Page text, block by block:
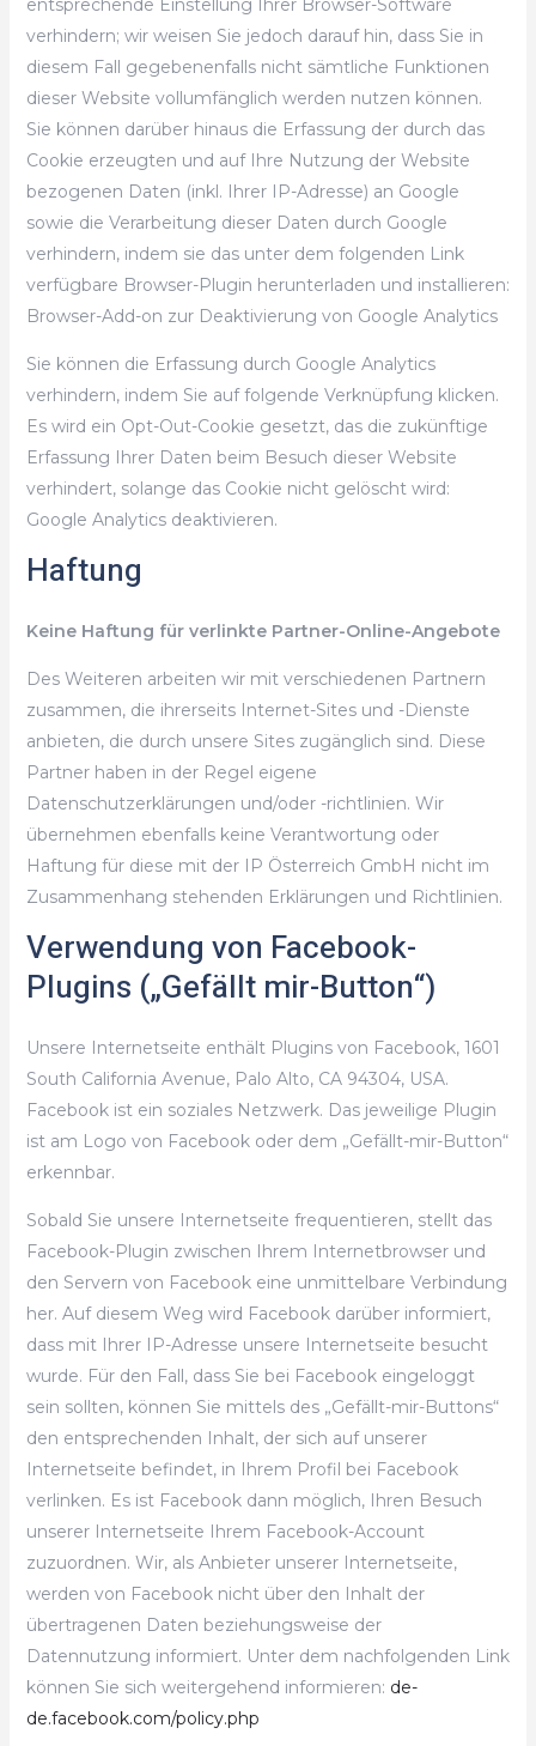
entsprechende Einstellung Ihrer Browser-Software
verhindern; wir weisen Sie jedoch darauf hin, dass Sie in
diesem Fall gegebenenfalls nicht sämtliche Funktionen
dieser Website vollumfänglich werden nutzen können.
Sie können darüber hinaus die Erfassung der durch das
Cookie erzeugten und auf Ihre Nutzung der Website
bezogenen Daten (inkl. Ihrer IP-Adresse) an Google
sowie die Verarbeitung dieser Daten durch Google
verhindern, indem sie das unter dem folgenden Link
verfügbare Browser-Plugin herunterladen und installieren:
Browser-Add-on zur Deaktivierung von Google Analytics
Sie können die Erfassung durch Google Analytics
verhindern, indem Sie auf folgende Verknüpfung klicken.
Es wird ein Opt-Out-Cookie gesetzt, das die zukünftige
Erfassung Ihrer Daten beim Besuch dieser Website
verhindert, solange das Cookie nicht gelöscht wird:
Google Analytics deaktivieren.
Haftung
Keine Haftung für verlinkte Partner-Online-Angebote
Des Weiteren arbeiten wir mit verschiedenen Partnern
zusammen, die ihrerseits Internet-Sites und -Dienste
anbieten, die durch unsere Sites zugänglich sind. Diese
Partner haben in der Regel eigene
Datenschutzerklärungen und/oder -richtlinien. Wir
übernehmen ebenfalls keine Verantwortung oder
Haftung für diese mit der IP Österreich GmbH nicht im
Zusammenhang stehenden Erklärungen und Richtlinien.
Verwendung von Facebook-
Plugins („Gefällt mir-Button“)
Unsere Internetseite enthält Plugins von Facebook, 1601
South California Avenue, Palo Alto, CA 94304, USA.
Facebook ist ein soziales Netzwerk. Das jeweilige Plugin
ist am Logo von Facebook oder dem „Gefällt-mir-Button“
erkennbar.
Sobald Sie unsere Internetseite frequentieren, stellt das
Facebook-Plugin zwischen Ihrem Internetbrowser und
den Servern von Facebook eine unmittelbare Verbindung
her. Auf diesem Weg wird Facebook darüber informiert,
dass mit Ihrer IP-Adresse unsere Internetseite besucht
wurde. Für den Fall, dass Sie bei Facebook eingeloggt
sein sollten, können Sie mittels des „Gefällt-mir-Buttons“
den entsprechenden Inhalt, der sich auf unserer
Internetseite befindet, in Ihrem Profil bei Facebook
verlinken. Es ist Facebook dann möglich, Ihren Besuch
unserer Internetseite Ihrem Facebook-Account
zuzuordnen. Wir, als Anbieter unserer Internetseite,
werden von Facebook nicht über den Inhalt der
übertragenen Daten beziehungsweise der
Datennutzung informiert. Unter dem nachfolgenden Link
können Sie sich weitergehend informieren: de-
de.facebook.com/policy.php